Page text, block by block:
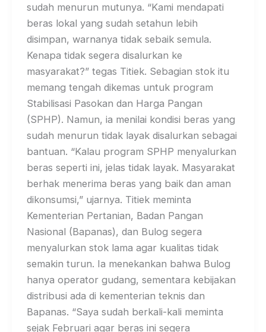
sudah menurun mutunya. “Kami mendapati
beras lokal yang sudah setahun lebih
disimpan, warnanya tidak sebaik semula.
Kenapa tidak segera disalurkan ke
masyarakat?” tegas Titiek. Sebagian stok itu
memang tengah dikemas untuk program
Stabilisasi Pasokan dan Harga Pangan
(SPHP). Namun, ia menilai kondisi beras yang
sudah menurun tidak layak disalurkan sebagai
bantuan. “Kalau program SPHP menyalurkan
beras seperti ini, jelas tidak layak. Masyarakat
berhak menerima beras yang baik dan aman
dikonsumsi,” ujarnya. Titiek meminta
Kementerian Pertanian, Badan Pangan
Nasional (Bapanas), dan Bulog segera
menyalurkan stok lama agar kualitas tidak
semakin turun. Ia menekankan bahwa Bulog
hanya operator gudang, sementara kebijakan
distribusi ada di kementerian teknis dan
Bapanas. “Saya sudah berkali-kali meminta
sejak Februari agar beras ini segera